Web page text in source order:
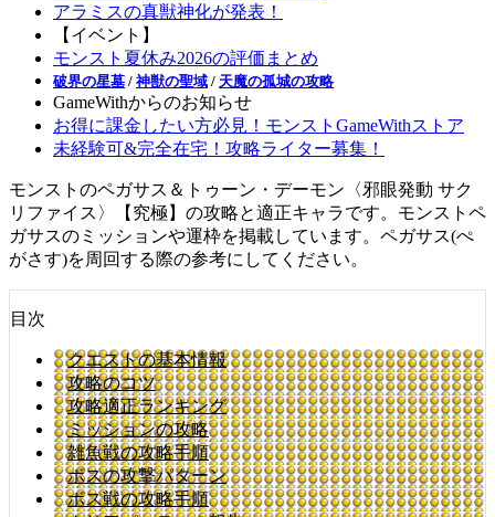
アラミスの真獣神化が発表！
【イベント】
モンスト夏休み2026の評価まとめ
破界の星墓 / 神獣の聖域 / 天魔の孤城の攻略
GameWithからのお知らせ
お得に課金したい方必見！モンストGameWithストア
未経験可&完全在宅！攻略ライター募集！
モンストのペガサス＆トゥーン・デーモン〈邪眼発動 サク
リファイス〉【究極】の攻略と適正キャラです。モンストペ
ガサスのミッションや運枠を掲載しています。ペガサス(ぺ
がさす)を周回する際の参考にしてください。
目次
クエストの基本情報
攻略のコツ
攻略適正ランキング
ミッションの攻略
雑魚戦の攻略手順
ボスの攻撃パターン
ボス戦の攻略手順